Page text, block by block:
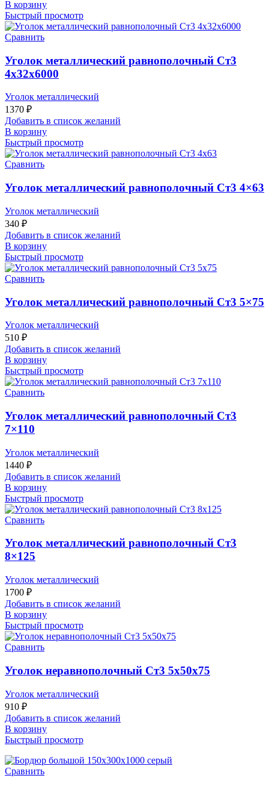
В корзину
Быстрый просмотр
Сравнить
Уголок металлический равнополочный Ст3
4x32x6000
Уголок металлический
1370 ₽
Добавить в список желаний
В корзину
Быстрый просмотр
Сравнить
Уголок металлический равнополочный Ст3 4×63
Уголок металлический
340 ₽
Добавить в список желаний
В корзину
Быстрый просмотр
Сравнить
Уголок металлический равнополочный Ст3 5×75
Уголок металлический
510 ₽
Добавить в список желаний
В корзину
Быстрый просмотр
Сравнить
Уголок металлический равнополочный Ст3
7×110
Уголок металлический
1440 ₽
Добавить в список желаний
В корзину
Быстрый просмотр
Сравнить
Уголок металлический равнополочный Ст3
8×125
Уголок металлический
1700 ₽
Добавить в список желаний
В корзину
Быстрый просмотр
Сравнить
Уголок неравнополочный Ст3 5x50x75
Уголок металлический
910 ₽
Добавить в список желаний
В корзину
Быстрый просмотр
Сравнить